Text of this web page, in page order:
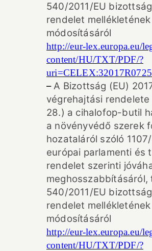
540/2011/EU
rendelet mellékletének
módosításáról
http://eur-lex.europa.eu/
content/HU/TXT/PDF/?
– A Bizottság (EU)
végrehajtási rendelete
28.) a cihalofop-butil
a növényvédő szerek
hozataláról szóló
európai parlamenti és
rendelet szerinti
meghosszabbításáról,
540/2011/EU
rendelet mellékletének
módosításáról
http://eur-lex.europa.eu/
content/HU/TXT/PDF/?